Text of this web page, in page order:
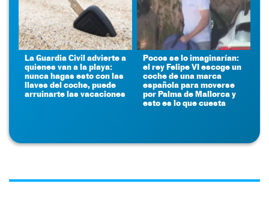
La Guardia Civil advierte a
quienes van a la playa:
nunca hagas esto con las
llaves del coche, puede
arruinarte las vacaciones
Pocos se lo imaginarían:
el rey Felipe VI escoge un
coche de una marca
española para moverse
por Palma de Mallorca y
esto es lo que cuesta